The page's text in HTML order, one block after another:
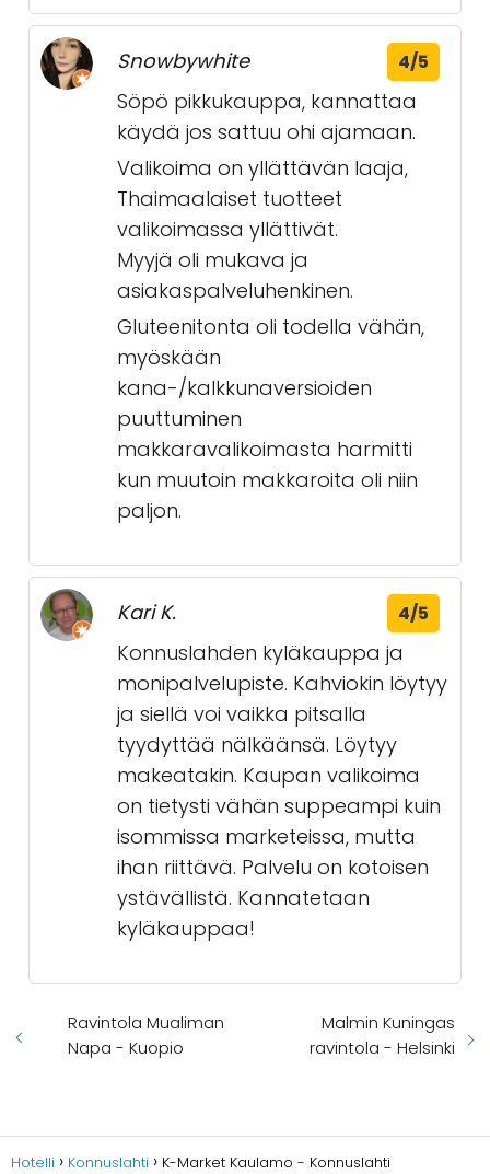
Snowbywhite 4/5
Söpö pikkukauppa, kannattaa
käydä jos sattuu ohi ajamaan.
Valikoima on yllättävän laaja,
Thaimaalaiset tuotteet
valikoimassa yllättivät.
Myyjä oli mukava ja
asiakaspalveluhenkinen.
Gluteenitonta oli todella vähän,
myöskään
kana-/kalkkunaversioiden
puuttuminen
makkaravalikoimasta harmitti
kun muutoin makkaroita oli niin
paljon.
Kari K. 4/5
Konnuslahden kyläkauppa ja
monipalvelupiste. Kahviokin löytyy
ja siellä voi vaikka pitsalla
tyydyttää nälkäänsä. Löytyy
makeatakin. Kaupan valikoima
on tietysti vähän suppeampi kuin
isommissa marketeissa, mutta
ihan riittävä. Palvelu on kotoisen
ystävällistä. Kannatetaan
kyläkauppaa!
Ravintola Mualiman
Napa - Kuopio
Malmin Kuningas
ravintola - Helsinki
Hotelli Konnuslahti K-Market Kaulamo - Konnuslahti